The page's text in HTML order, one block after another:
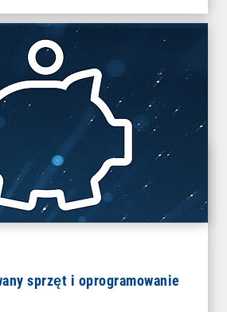
sprzęt i oprogramowanie